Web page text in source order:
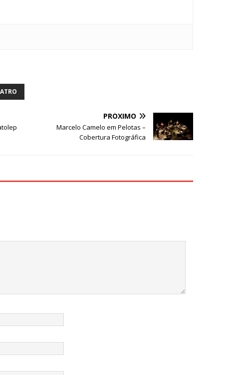
PRÓXIMO
Marcelo Camelo em Pelotas –
Cobertura Fotográfica